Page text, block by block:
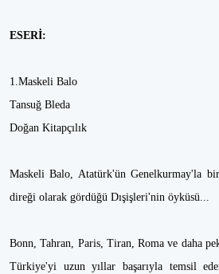
ESERİ:
1.Maskeli Balo
Tansuğ Bleda
Doğan Kitapçılık
Maskeli Balo, Atatürk'ün Genelkurmay'la
direği olarak gördüğü Dışişleri'nin öyküsü...
Bonn, Tahran, Paris, Tiran, Roma ve daha
Türkiye'yi uzun yıllar başarıyla temsil